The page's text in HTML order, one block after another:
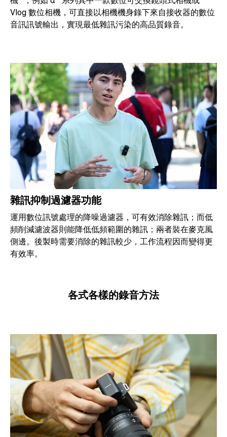
Vlog 數位相機，可直接以相機機身錄下來自接收器的數位
音訊訊號輸出，實現最低雜訊污染的高品質錄音。
雜訊抑制過濾器功能
運用數位訊號處理的降噪過濾器，可有效消除雜訊；而低
頻削減濾波器則能降低低頻範圍的雜訊；兩者裝在麥克風
側邊。後製時需要消除的雜訊較少，工作流程因而變得更
有效率。
各式各樣的錄音方法